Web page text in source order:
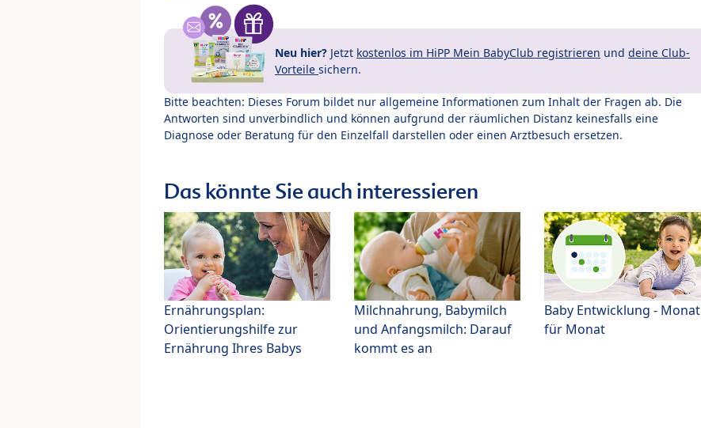
Neu hier? Jetzt kostenlos im HiPP Mein BabyClub registrieren und deine Club-
Vorteile sichern.
Bitte beachten: Dieses Forum bildet nur allgemeine Informationen zum Inhalt der Fragen ab. Die
Antworten sind unverbindlich und können aufgrund der räumlichen Distanz keinesfalls eine
Diagnose oder Beratung für den Einzelfall darstellen oder einen Arztbesuch ersetzen.
Das könnte Sie auch interessieren
Ernährungsplan:
Orientierungshilfe zur
Ernährung Ihres Babys
Milchnahrung, Babymilch
und Anfangsmilch: Darauf
kommt es an
Baby Entwicklung - Monat
für Monat